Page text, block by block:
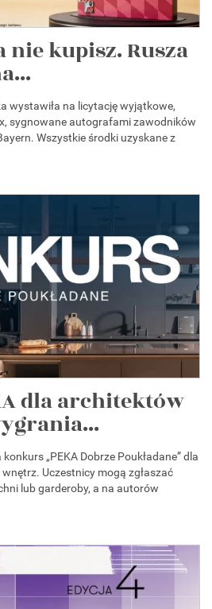
nie kupisz. Rusza
wystawiła na licytację wyjątkowe,
sygnowane autografami zawodników
Wszystkie środki uzyskane z
dla architektów
„PEKA Dobrze Poukładane” dla
Uczestnicy mogą zgłaszać
lub garderoby, a na autorów